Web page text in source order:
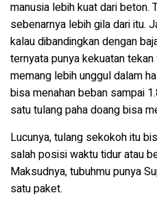
manusia lebih kuat dari beton.
sebenarnya lebih gila dari itu.
kalau dibandingkan dengan
ternyata punya kekuatan
memang lebih unggul dalam
bisa menahan beban sampai
satu tulang paha doang bisa
Lucunya, tulang sekokoh itu
salah posisi waktu tidur atau
Maksudnya, tubuhmu punya
satu paket.